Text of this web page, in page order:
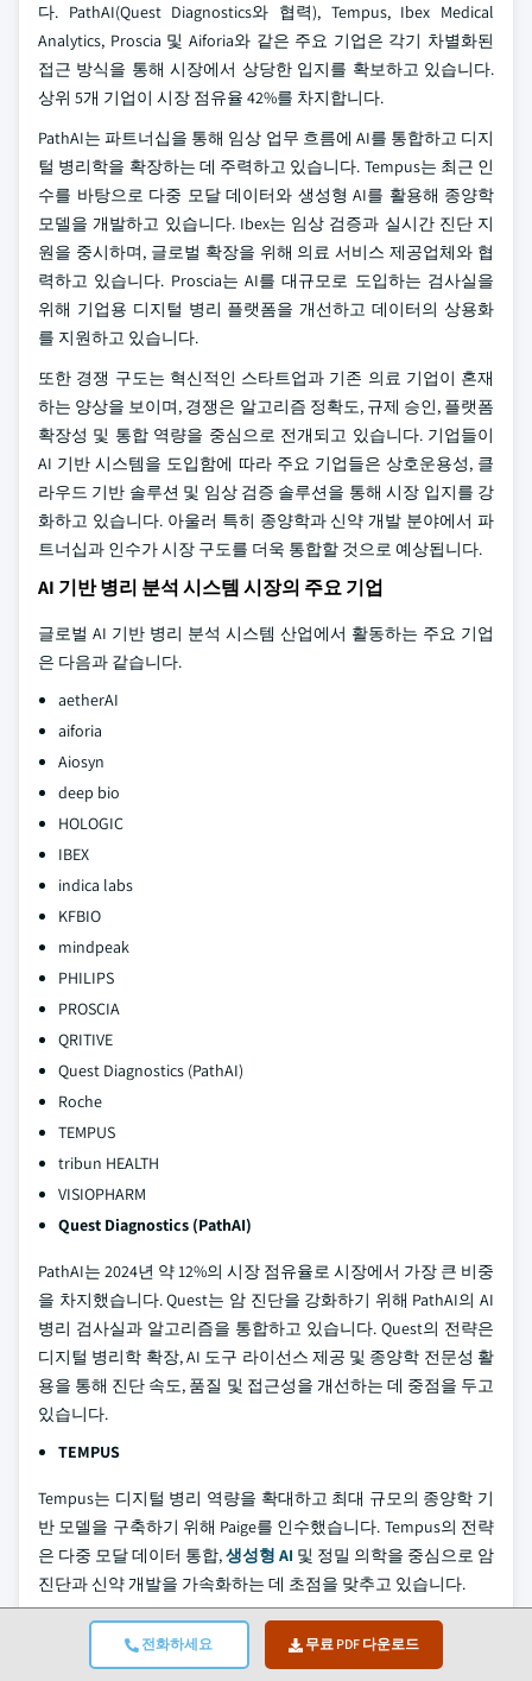
전화하세요 무료 PDF 다운로드
다. PathAI(Quest Diagnostics와 협력), Tempus, Ibex Medical
Analytics, Proscia 및 Aiforia와 같은 주요 기업은 각기 차별화된
접근 방식을 통해 시장에서 상당한 입지를 확보하고 있습니다.
상위 5개 기업이 시장 점유율 42%를 차지합니다.
PathAI는 파트너십을 통해 임상 업무 흐름에 AI를 통합하고 디지
털 병리학을 확장하는 데 주력하고 있습니다. Tempus는 최근 인
수를 바탕으로 다중 모달 데이터와 생성형 AI를 활용해 종양학
모델을 개발하고 있습니다. Ibex는 임상 검증과 실시간 진단 지
원을 중시하며, 글로벌 확장을 위해 의료 서비스 제공업체와 협
력하고 있습니다. Proscia는 AI를 대규모로 도입하는 검사실을
위해 기업용 디지털 병리 플랫폼을 개선하고 데이터의 상용화
를 지원하고 있습니다.
또한 경쟁 구도는 혁신적인 스타트업과 기존 의료 기업이 혼재
하는 양상을 보이며, 경쟁은 알고리즘 정확도, 규제 승인, 플랫폼
확장성 및 통합 역량을 중심으로 전개되고 있습니다. 기업들이
AI 기반 시스템을 도입함에 따라 주요 기업들은 상호운용성, 클
라우드 기반 솔루션 및 임상 검증 솔루션을 통해 시장 입지를 강
화하고 있습니다. 아울러 특히 종양학과 신약 개발 분야에서 파
트너십과 인수가 시장 구도를 더욱 통합할 것으로 예상됩니다.
AI 기반 병리 분석 시스템 시장의 주요 기업
글로벌 AI 기반 병리 분석 시스템 산업에서 활동하는 주요 기업
은 다음과 같습니다.
aetherAI
aiforia
Aiosyn
deep bio
HOLOGIC
IBEX
indica labs
KFBIO
mindpeak
PHILIPS
PROSCIA
QRITIVE
Quest Diagnostics (PathAI)
Roche
TEMPUS
tribun HEALTH
VISIOPHARM
Quest Diagnostics (PathAI)
PathAI는 2024년 약 12%의 시장 점유율로 시장에서 가장 큰 비중
을 차지했습니다. Quest는 암 진단을 강화하기 위해 PathAI의 AI
병리 검사실과 알고리즘을 통합하고 있습니다. Quest의 전략은
디지털 병리학 확장, AI 도구 라이선스 제공 및 종양학 전문성 활
용을 통해 진단 속도, 품질 및 접근성을 개선하는 데 중점을 두고
있습니다.
TEMPUS
Tempus는 디지털 병리 역량을 확대하고 최대 규모의 종양학 기
반 모델을 구축하기 위해 Paige를 인수했습니다. Tempus의 전략
은 다중 모달 데이터 통합,생성형 AI 및 정밀 의학을 중심으로 암
진단과 신약 개발을 가속화하는 데 초점을 맞추고 있습니다.
IBEX
Ibex는 암 진단을 위해 임상적으로 검증된 인공지능 도구의 도